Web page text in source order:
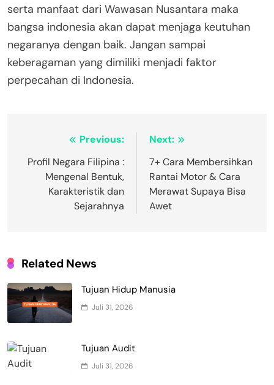
serta manfaat dari Wawasan Nusantara maka
bangsa indonesia akan dapat menjaga keutuhan
negaranya dengan baik. Jangan sampai
keberagaman yang dimiliki menjadi faktor
perpecahan di Indonesia.
Navigasi
pos
Previous:
Profil Negara Filipina :
Mengenal Bentuk,
Karakteristik dan
Sejarahnya
Next:
7+ Cara Membersihkan
Rantai Motor & Cara
Merawat Supaya Bisa
Awet
Related News
Tujuan Hidup Manusia
Juli 31, 2026
Tujuan Audit
Juli 31, 2026